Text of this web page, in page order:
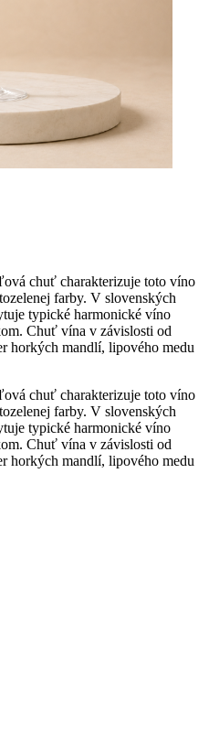
chuť charakterizuje toto víno
farby. V slovenských
typické harmonické víno
Chuť vína v závislosti od
horkých mandlí, lipového medu
chuť charakterizuje toto víno
farby. V slovenských
typické harmonické víno
Chuť vína v závislosti od
horkých mandlí, lipového medu